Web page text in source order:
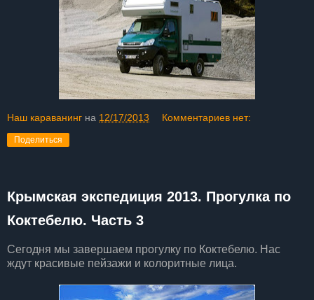
Наш караванинг на 12/17/2013 Комментариев нет:
Поделиться
Крымская экспедиция 2013. Прогулка по
Коктебелю. Часть 3
Сегодня мы завершаем прогулку по Коктебелю. Нас
ждут красивые пейзажи и колоритные лица.